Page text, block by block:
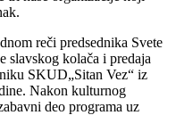
reči predsednika Svete
slavskog kolača i predaja
SKUD„Sitan Vez“ iz
Nakon kulturnog
deo programa uz